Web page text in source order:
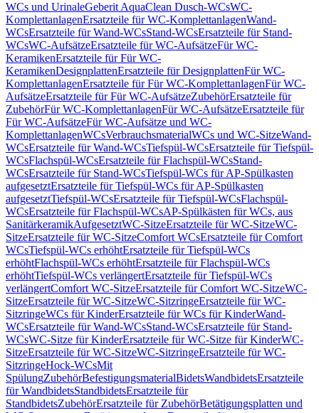
WCs und UrinaleGeberit AquaClean Dusch-WCsWC-
KomplettanlagenErsatzteile für WC-KomplettanlagenWand-
WCsErsatzteile für Wand-WCsStand-WCsErsatzteile für Stand-
WCsWC-AufsätzeErsatzteile für WC-AufsätzeFür WC-
KeramikenErsatzteile für Für WC-
KeramikenDesignplattenErsatzteile für DesignplattenFür WC-
KomplettanlagenErsatzteile für Für WC-KomplettanlagenFür WC-
AufsätzeErsatzteile für Für WC-AufsätzeZubehörErsatzteile für
ZubehörFür WC-KomplettanlagenFür WC-AufsätzeErsatzteile für
Für WC-AufsätzeFür WC-Aufsätze und WC-
KomplettanlagenWCsVerbrauchsmaterialWCs und WC-SitzeWand-
WCsErsatzteile für Wand-WCsTiefspül-WCsErsatzteile für Tiefspül-
WCsFlachspül-WCsErsatzteile für Flachspül-WCsStand-
WCsErsatzteile für Stand-WCsTiefspül-WCs für AP-Spülkasten
aufgesetztErsatzteile für Tiefspül-WCs für AP-Spülkasten
aufgesetztTiefspül-WCsErsatzteile für Tiefspül-WCsFlachspül-
WCsErsatzteile für Flachspül-WCsAP-Spülkästen für WCs, aus
SanitärkeramikAufgesetztWC-SitzeErsatzteile für WC-SitzeWC-
SitzeErsatzteile für WC-SitzeComfort WCsErsatzteile für Comfort
WCsTiefspül-WCs erhöhtErsatzteile für Tiefspül-WCs
erhöhtFlachspül-WCs erhöhtErsatzteile für Flachspül-WCs
erhöhtTiefspül-WCs verlängertErsatzteile für Tiefspül-WCs
verlängertComfort WC-SitzeErsatzteile für Comfort WC-SitzeWC-
SitzeErsatzteile für WC-SitzeWC-SitzringeErsatzteile für WC-
SitzringeWCs für KinderErsatzteile für WCs für KinderWand-
WCsErsatzteile für Wand-WCsStand-WCsErsatzteile für Stand-
WCsWC-Sitze für KinderErsatzteile für WC-Sitze für KinderWC-
SitzeErsatzteile für WC-SitzeWC-SitzringeErsatzteile für WC-
SitzringeHock-WCsMit
SpülungZubehörBefestigungsmaterialBidetsWandbidetsErsatzteile
für WandbidetsStandbidetsErsatzteile für
StandbidetsZubehörErsatzteile für ZubehörBetätigungsplatten und